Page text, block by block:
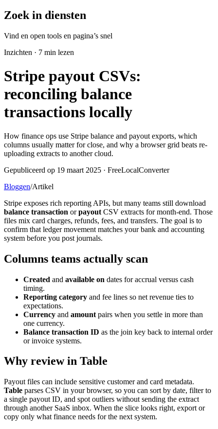
Zoek in diensten
Vind en open tools en pagina’s snel
Inzichten · 7 min lezen
Stripe payout CSVs:
reconciling balance
transactions locally
How finance ops use Stripe balance and payout exports, which
columns usually matter for close, and why a browser grid beats re-
uploading extracts to another cloud.
Gepubliceerd op 19 maart 2025 · FreeLocalConverter
Bloggen/Artikel
Stripe exposes rich reporting APIs, but many teams still download
balance transaction orpayout CSV extracts for month-end. Those
files mix card charges, refunds, fees, and transfers. The goal is to
confirm that ledger movement matches your bank and accounting
system before you post journals.
Columns teams actually scan
Created and available on dates for accrual versus cash
timing.
Reporting category and fee lines so net revenue ties to
expectations.
Currency and amount pairs when you settle in more than
one currency.
Balance transaction ID as the join key back to internal order
or invoice systems.
Why review in Table
Payout files can include sensitive customer and card metadata.
Table parses CSV in your browser, so you can sort by date, filter to
a single payout ID, and spot outliers without sending the extract
through another SaaS inbox. When the slice looks right, export or
copy only what finance needs for the next system.